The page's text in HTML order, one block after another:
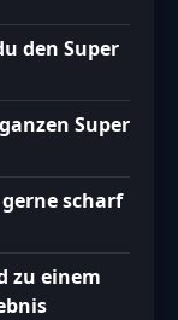
den Super
Super
scharf
zu einem